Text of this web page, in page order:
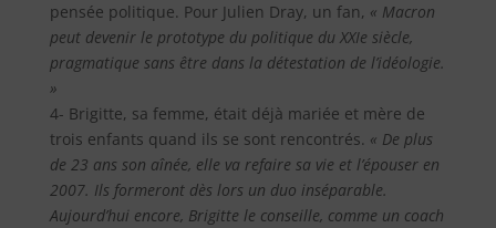
pensée politique. Pour Julien Dray, un fan, « Macron
peut devenir le prototype du politique du XXIe siècle,
pragmatique sans être dans la détestation de l’idéologie.
»
4- Brigitte, sa femme, était déjà mariée et mère de
trois enfants quand ils se sont rencontrés. « De plus
de 23 ans son aînée, elle va refaire sa vie et l’épouser en
2007. Ils formeront dès lors un duo inséparable.
Aujourd’hui encore, Brigitte le conseille, comme un coach